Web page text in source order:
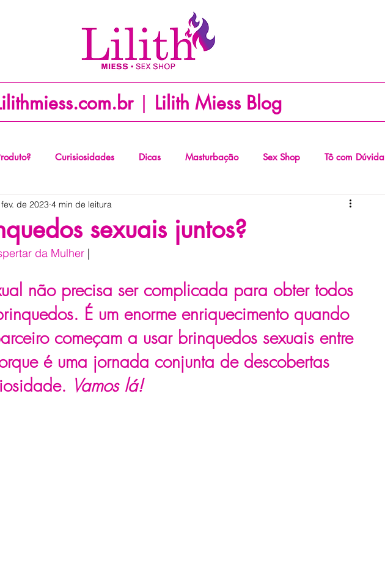
| Lilith Miess Blog
Curisiosidades Dicas Masturbação Sex Shop Tô com Dúvida
sexuais juntos?
de 2023 4 min de leitura
da Mulher |
não precisa ser complicada para obter todos
É um enorme enriquecimento quando
começam a usar brinquedos sexuais entre
é uma jornada conjunta de descobertas
Vamos lá!